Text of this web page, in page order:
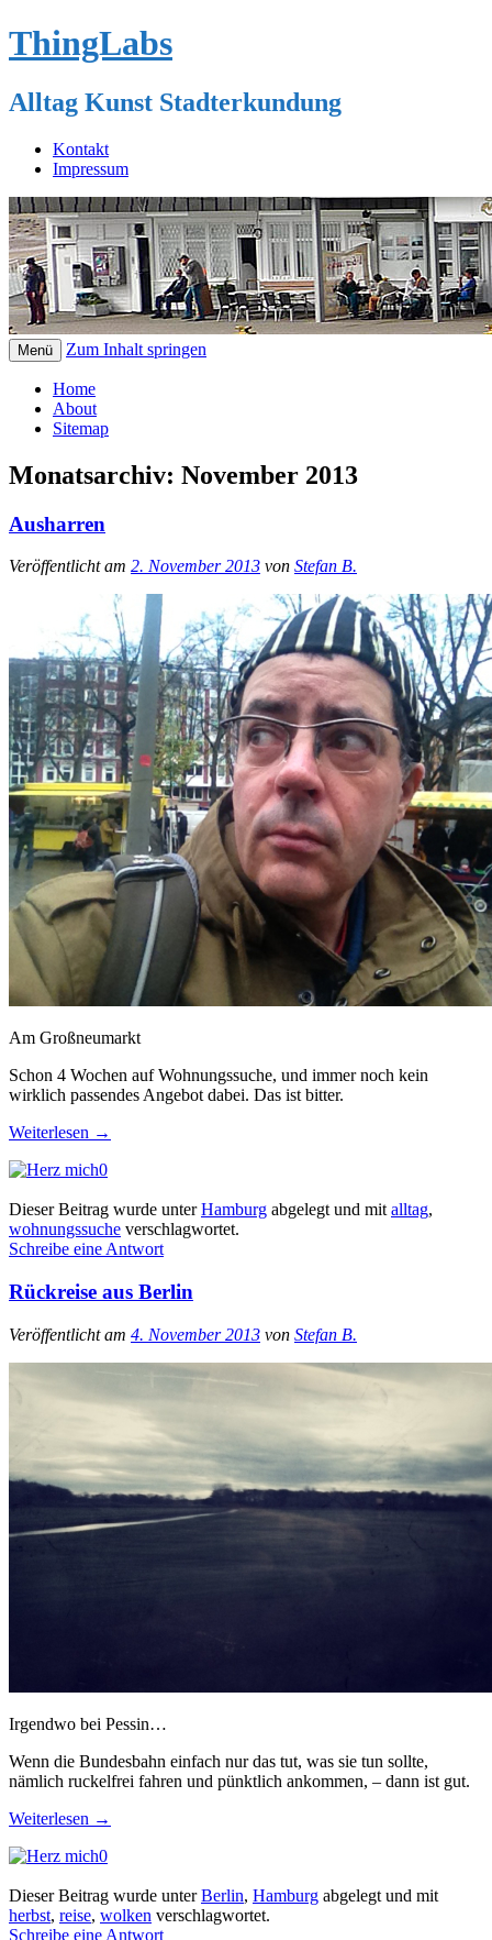
ThingLabs
Alltag Kunst Stadterkundung
Kontakt
Impressum
Menü Zum Inhalt springen
Home
About
Sitemap
Monatsarchiv: November 2013
Ausharren
Veröffentlicht am 2. November 2013 von Stefan B.
Am Großneumarkt
Schon 4 Wochen auf Wohnungssuche, und immer noch kein
wirklich passendes Angebot dabei. Das ist bitter.
Weiterlesen →
0
Dieser Beitrag wurde unterHamburg abgelegt und mit alltag,
wohnungssuche verschlagwortet.
Schreibe eine Antwort
Rückreise aus Berlin
Veröffentlicht am 4. November 2013 von Stefan B.
Irgendwo bei Pessin…
Wenn die Bundesbahn einfach nur das tut, was sie tun sollte,
nämlich ruckelfrei fahren und pünktlich ankommen, – dann ist gut.
Weiterlesen →
0
Dieser Beitrag wurde unterBerlin, Hamburg abgelegt und mit
herbst, reise, wolken verschlagwortet.
Schreibe eine Antwort